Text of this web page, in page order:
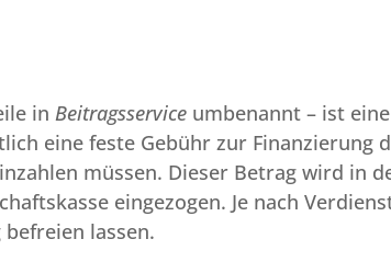
inBeitragsservice umbenannt – ist
eine feste Gebühr zur Finanzierung
müssen. Dieser Betrag wird in
eingezogen. Je nach
lassen.